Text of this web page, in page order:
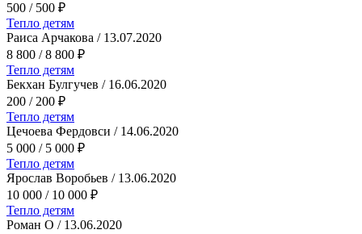
500 / 500 ₽
Тепло детям
Раиса Арчакова / 13.07.2020
8 800 / 8 800 ₽
Тепло детям
Бекхан Булгучев / 16.06.2020
200 / 200 ₽
Тепло детям
Цечоева Фердовси / 14.06.2020
5 000 / 5 000 ₽
Тепло детям
Ярослав Воробьев / 13.06.2020
10 000 / 10 000 ₽
Тепло детям
Роман О / 13.06.2020